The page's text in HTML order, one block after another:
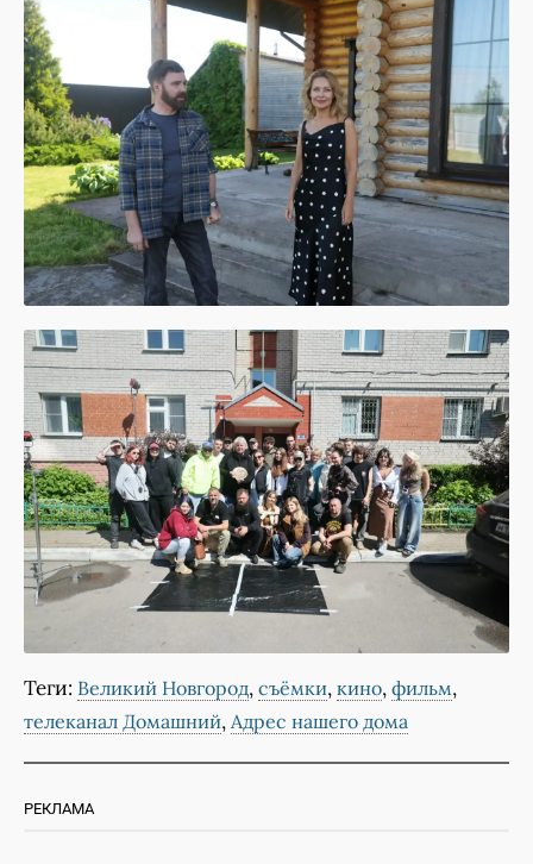
Теги: Великий Новгород, съёмки, кино, фильм,
телеканал Домашний, Адрес нашего дома
РЕКЛАМА